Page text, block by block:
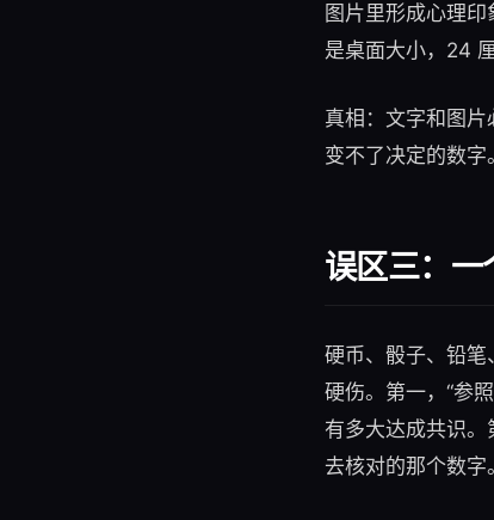
图片里形成心理
是桌面大小，24
真相：文字和图
变不了决定的数字。
误区三：一
硬币、骰子、铅
硬伤。第一，“参
有多大达成共识。
去核对的那个数字。